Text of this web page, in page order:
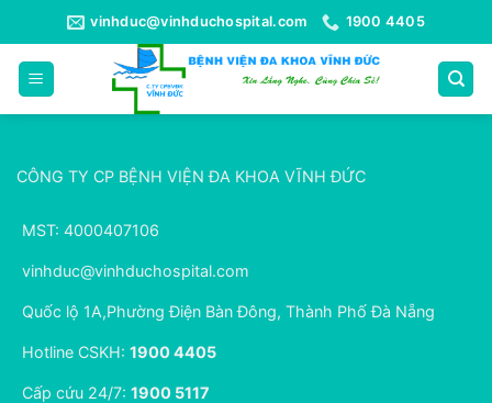
qua
nội
dung
vinhduc@vinhduchospital.com 1900 4405
CÔNG TY CP BỆNH VIỆN ĐA KHOA VĨNH ĐỨC
MST: 4000407106
vinhduc@vinhduchospital.com
Quốc lộ 1A,Phường Điện Bàn Đông, Thành Phố Đà Nẵng
Hotline CSKH: 1900 4405
Cấp cứu 24/7: 1900 5117